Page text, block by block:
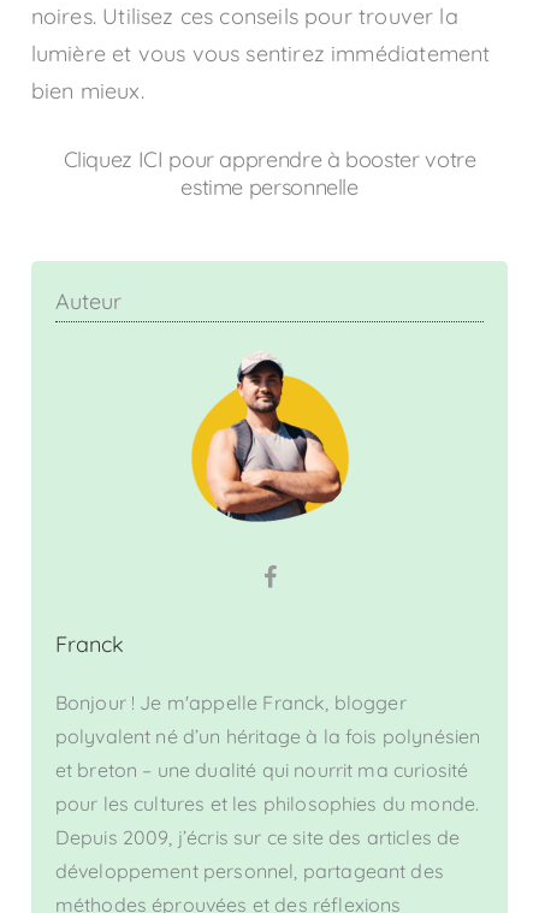
noires. Utilisez ces conseils pour trouver la
lumière et vous vous sentirez immédiatement
bien mieux.
Cliquez ICI pour apprendre à booster votre
estime personnelle
Auteur
Franck
Bonjour ! Je m'appelle Franck, blogger
polyvalent né d’un héritage à la fois polynésien
et breton – une dualité qui nourrit ma curiosité
pour les cultures et les philosophies du monde.
Depuis 2009, j’écris sur ce site des articles de
développement personnel, partageant des
méthodes éprouvées et des réflexions